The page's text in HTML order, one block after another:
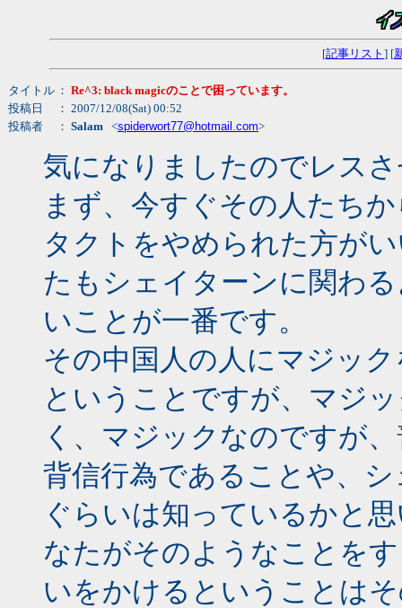
[記事リスト ] [
タイトル ： Re^3: black magicのことで困っています。
投稿日
： 2007/12/08(Sat) 00:52
投稿者
： Salam <spiderwort77@hotmail.com>
気になりましたのでレス
まず、今すぐその人たち
タクトをやめられた方が
たもシェイターンに関わ
いことが一番です。
その中国人の人にマジッ
ということですが、マジ
く、マジックなのですが
背信行為であることや、
ぐらいは知っているかと
なたがそのようなことを
いをかけるということは